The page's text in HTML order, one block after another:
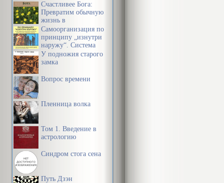
Счастливее Бога:
Превратим обычную
жизнь в
необыкновенное
приключение
Самоорганизация по
принципу „изнутри
наружу“. Система
эффективной
организации
предметной среды,
информации и
У подножия старого
замка
Вопрос времени
Пленница волка
Том 1. Введение в
астрологию
Синдром стога сена
Путь Дзэн